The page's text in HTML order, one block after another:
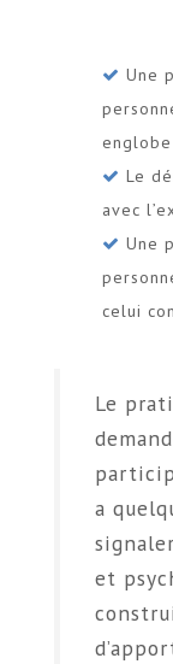
Une
Le
avec
Une
celui
Le
a
et